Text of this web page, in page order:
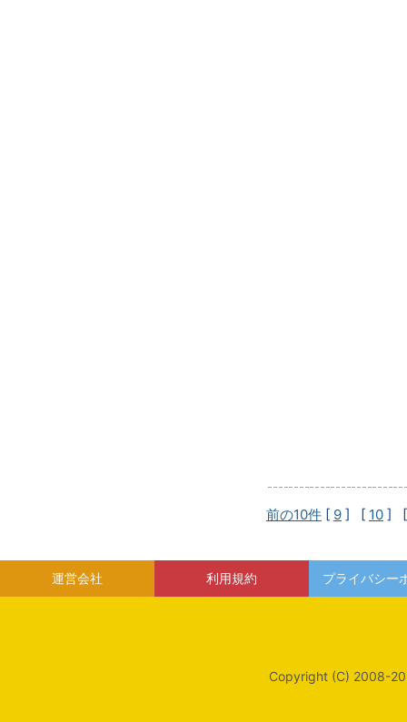
前の10件 [ 9 ] [ 10 ]
運営会社 利用規約 プライバシー
Copyright (C) 2008-